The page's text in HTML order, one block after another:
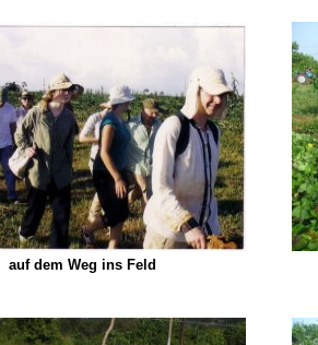
auf dem Weg ins Feld